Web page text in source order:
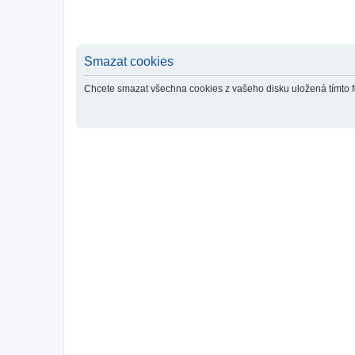
Smazat cookies
Chcete smazat všechna cookies z vašeho disku uložená tímto